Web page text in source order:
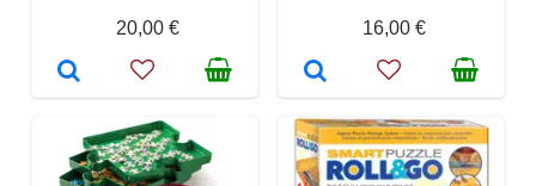
20,00 €
16,00 €